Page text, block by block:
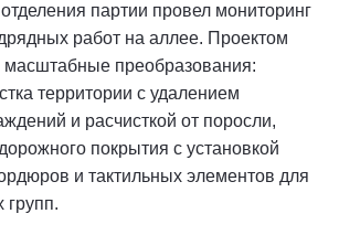
партии провел мониторинг
работ на аллее. Проектом
преобразования:
территории с удалением
и расчисткой от поросли,
покрытия с установкой
и тактильных элементов для